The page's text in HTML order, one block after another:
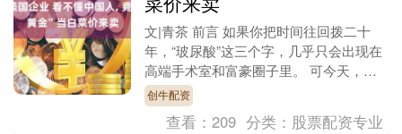
文|青茶 前言 如果你把时间往回拨二十
年，“玻尿酸”这三个字，几乎只会出现在
高端手术室和富豪圈子里。 可今天，情
况彻底变了。你走进超市，十几块钱的洗
发水、几块钱....
创牛配资
查看：209 分类： 股票配资专业